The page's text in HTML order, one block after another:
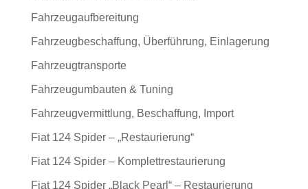
Fahrzeugaufbereitung
Fahrzeugbeschaffung, Überführung, Einlagerung
Fahrzeugtransporte
Fahrzeugumbauten & Tuning
Fahrzeugvermittlung, Beschaffung, Import
Fiat 124 Spider – „Restaurierung“
Fiat 124 Spider – Komplettrestaurierung
Fiat 124 Spider „Black Pearl“ – Restaurierung